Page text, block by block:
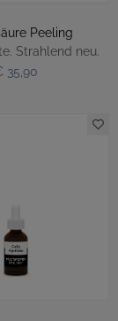
Peeling
Strahlend neu.
35,90